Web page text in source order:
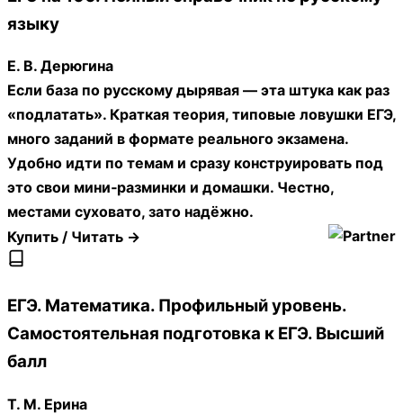
языку
Е. В. Дерюгина
Если база по русскому дырявая — эта штука как раз
«подлатать». Краткая теория, типовые ловушки ЕГЭ,
много заданий в формате реального экзамена.
Удобно идти по темам и сразу конструировать под
это свои мини‑разминки и домашки. Честно,
местами суховато, зато надёжно.
Купить / Читать →
ЕГЭ. Математика. Профильный уровень.
Самостоятельная подготовка к ЕГЭ. Высший
балл
Т. М. Ерина